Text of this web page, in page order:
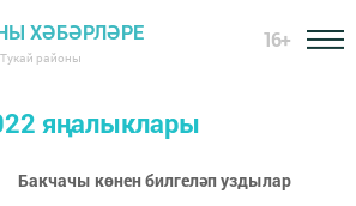
ХӘБӘРЛӘРЕ
районы
16+
яңалыклары
Бакчачы көнен билгеләп уздылар